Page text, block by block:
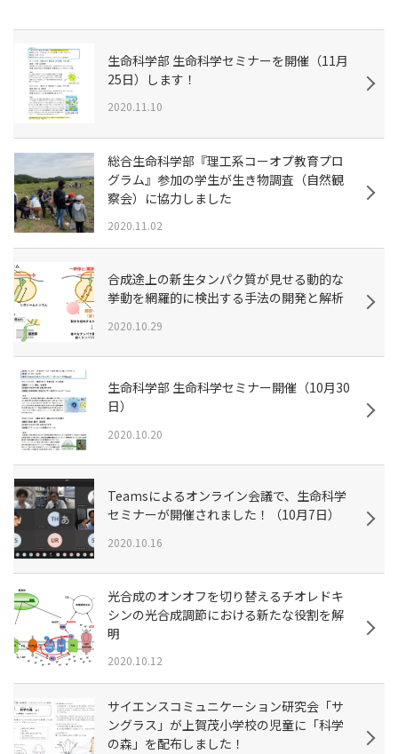
生命科学部 生命科学セミナーを開催（11月
25日）します！
2020.11.10
総合生命科学部『理工系コーオプ教育プロ
グラム』参加の学生が生き物調査（自然観
察会）に協力しました
2020.11.02
合成途上の新生タンパク質が見せる動的な
挙動を網羅的に検出する手法の開発と解析
2020.10.29
生命科学部 生命科学セミナー開催（10月30
日）
2020.10.20
Teamsによるオンライン会議で、生命科学
セミナーが開催されました！（10月7日）
2020.10.16
光合成のオンオフを切り替えるチオレドキ
シンの光合成調節における新たな役割を解
明
2020.10.12
サイエンスコミュニケーション研究会「サ
ングラス」が上賀茂小学校の児童に「科学
の森」を配布しました！